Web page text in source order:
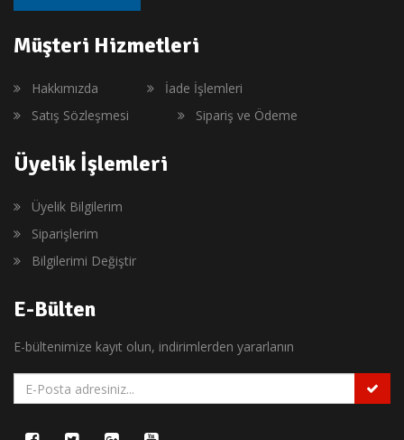
Müşteri Hizmetleri
Hakkımızda
İade İşlemleri
Satış Sözleşmesi
Sipariş ve Ödeme
Üyelik İşlemleri
Üyelik Bilgilerim
Siparişlerim
Bilgilerimi Değiştir
E-Bülten
E-bültenimize kayıt olun, indirimlerden yararlanın